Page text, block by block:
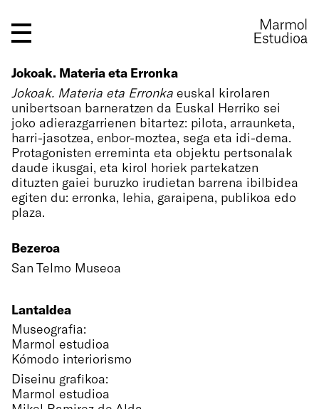
Jokoak. Materia eta Erronka
Jokoak. Materia eta Erronka euskal kirolaren
unibertsoan barneratzen da Euskal Herriko sei
joko adierazgarrienen bitartez: pilota, arraunketa,
harri-jasotzea, enbor-moztea, sega eta idi-dema.
Protagonisten erreminta eta objektu pertsonalak
daude ikusgai, eta kirol horiek partekatzen
dituzten gaiei buruzko irudietan barrena ibilbidea
egiten du: erronka, lehia, garaipena, publikoa edo
plaza.
Bezeroa
San Telmo Museoa
Lantaldea
Museografia:
Marmol estudioa
Kómodo interiorismo
Diseinu grafikoa:
Marmol estudioa